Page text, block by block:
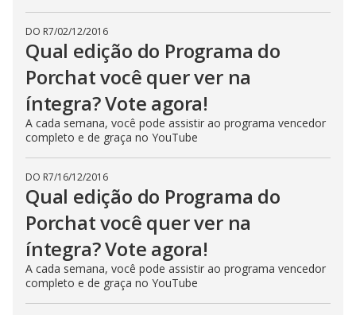
DO R7/02/12/2016
Qual edição do Programa do
Porchat você quer ver na
íntegra? Vote agora!
A cada semana, você pode assistir ao programa vencedor
completo e de graça no YouTube
DO R7/16/12/2016
Qual edição do Programa do
Porchat você quer ver na
íntegra? Vote agora!
A cada semana, você pode assistir ao programa vencedor
completo e de graça no YouTube